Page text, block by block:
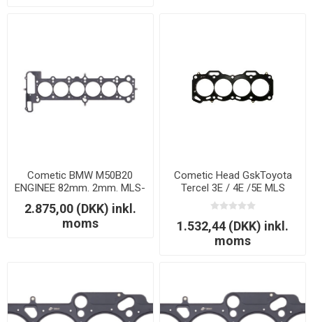
Cometic BMW M50B20
ENGINEE 82mm. 2mm. MLS-
5 320i.520i '89-98
2.875,00 (DKK) inkl.
moms
Cometic Head GskToyota
Tercel 3E / 4E /5E MLS
74.5mm 1.30mm
1.532,44 (DKK) inkl.
moms